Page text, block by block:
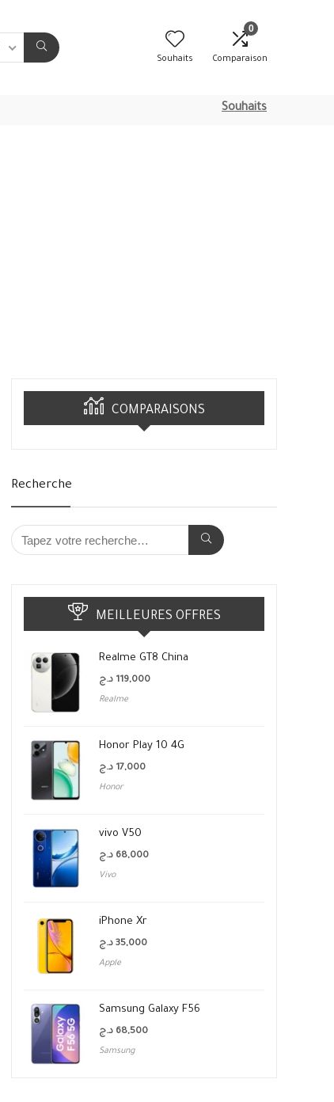
Souhaits
0
Comparaison
Souhaits
COMPARAISONS
Recherche
MEILLEURES OFFRES
Realme GT8 China
119,000 د.ج
Realme
Honor Play 10 4G
17,000 د.ج
Honor
vivo V50
68,000 د.ج
Vivo
iPhone Xr
35,000 د.ج
Apple
Samsung Galaxy F56
68,500 د.ج
Samsung